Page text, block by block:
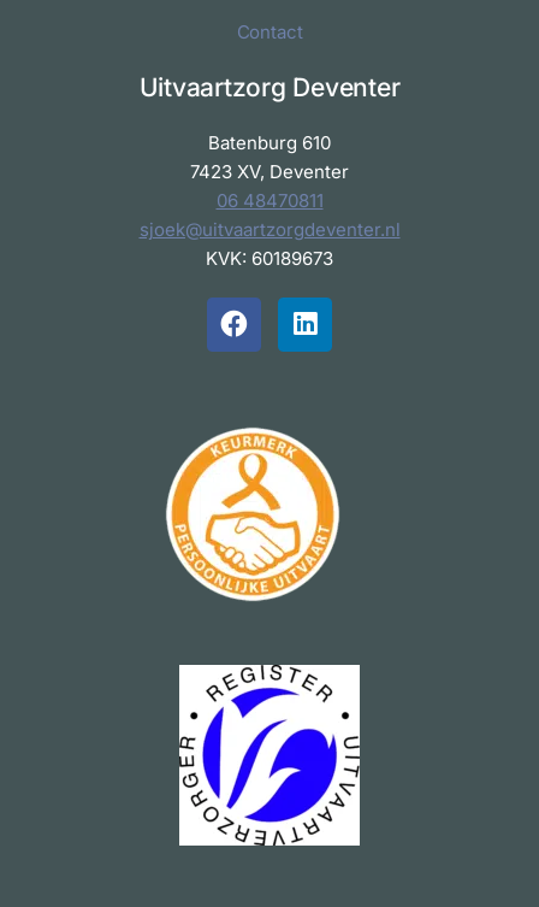
Contact
Uitvaartzorg Deventer
Batenburg 610
7423 XV, Deventer
06 48470811
sjoek@uitvaartzorgdeventer.nl
KVK: 60189673